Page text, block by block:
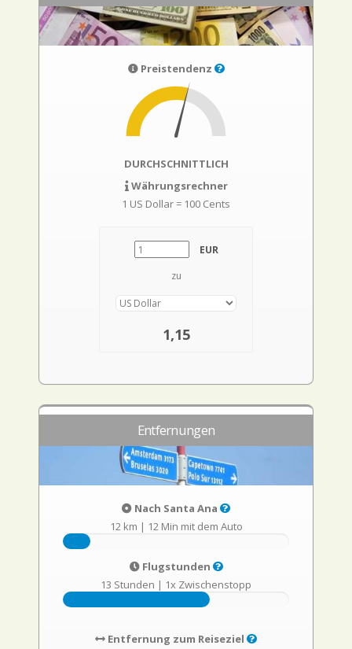
Preistendenz
DURCHSCHNITTLICH
Währungsrechner
1 US Dollar = 100 Cents
EUR
zu
1,15
Entfernungen
Nach Santa Ana
12 km | 12 Min mit dem Auto
Flugstunden
13 Stunden | 1x Zwischenstopp
Entfernung zum Reiseziel